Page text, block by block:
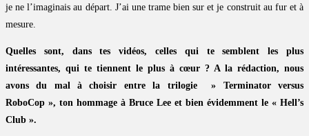
je ne l’imaginais au départ. J’ai une trame bien sur et je construit au fur et à
mesure.
Quelles sont, dans tes vidéos, celles qui te semblent les plus
intéressantes, qui te tiennent le plus à cœur ? A la rédaction, nous
avons du mal à choisir entre la trilogie » Terminator versus
RoboCop », ton hommage à Bruce Lee et bien évidemment le « Hell’s
Club ».